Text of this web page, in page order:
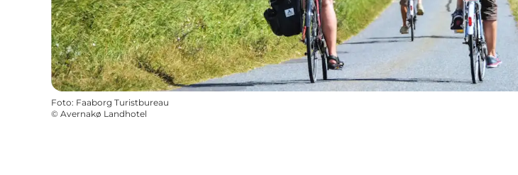
Foto: Faaborg Turistbureau
© Avernakø Landhotel